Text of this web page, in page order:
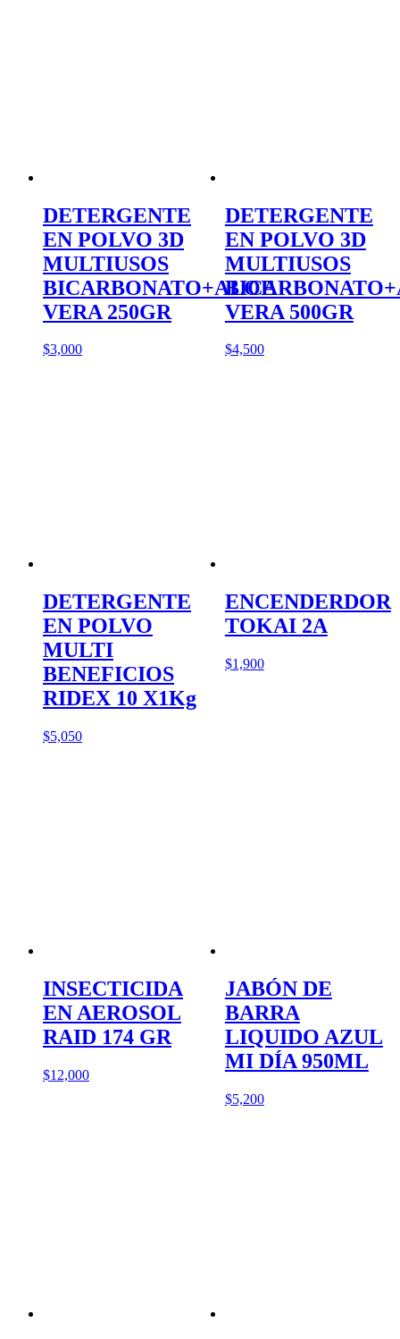
DETERGENTE
EN POLVO 3D
MULTIUSOS
BICARBONATO+ALOE
VERA 250GR
$3,000
DETERGENTE
EN POLVO 3D
MULTIUSOS
VERA 500GR
$4,500
DETERGENTE
EN POLVO
MULTI
BENEFICIOS
RIDEX 10 X1Kg
$5,050
ENCENDERDOR
TOKAI 2A
$1,900
INSECTICIDA
EN AEROSOL
RAID 174 GR
$12,000
JABÓN DE
BARRA
LIQUIDO AZUL
MI DÍA 950ML
$5,200